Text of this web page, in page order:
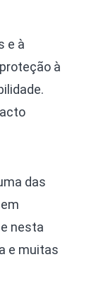
e à
à
das
nesta
e muitas